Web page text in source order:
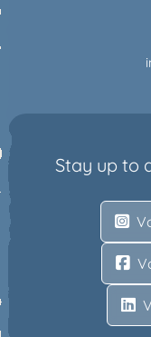
Stay up to